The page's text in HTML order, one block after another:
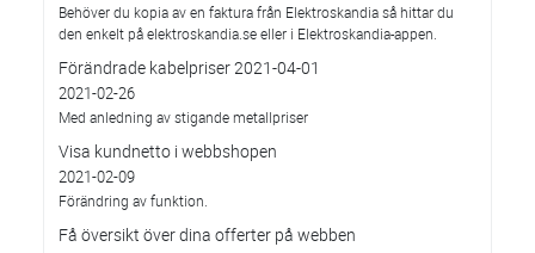
Behöver du kopia av en faktura från Elektroskandia så hittar du
den enkelt på elektroskandia.se eller i Elektro­skandia-appen.
Förändrade kabelpriser 2021-04-01
2021-02-26
Med anledning av stigande metallpriser
Visa kundnetto i webbshopen
2021-02-09
Förändring av funktion.
Få översikt över dina offerter på webben